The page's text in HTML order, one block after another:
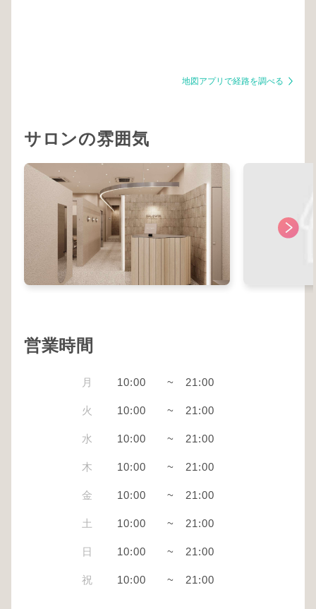
地図アプリで経路を調べる
サロンの雰囲気
営業時間
月 10:00 ~ 21:00
火 10:00 ~ 21:00
水 10:00 ~ 21:00
木 10:00 ~ 21:00
金 10:00 ~ 21:00
土 10:00 ~ 21:00
日 10:00 ~ 21:00
祝 10:00 ~ 21:00